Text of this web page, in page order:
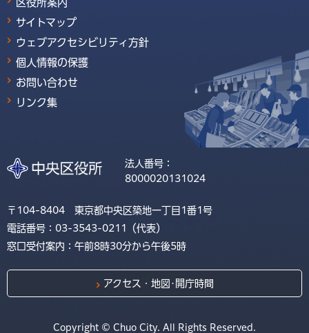
区役所案内
サイトマップ
ウェブアクセシビリティ方針
個人情報の保護
お問い合わせ
リンク集
法人番号：
8000020131024
〒104-8404 東京都中央区築地一丁目1番1号
電話番号：03-3543-0211（代表）
窓口受付案内：午前8時30分から午後5時
アクセス・地図･開庁時間
Copyright © Chuo City. All Rights Reserved.